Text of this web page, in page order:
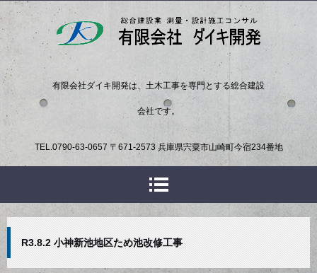
有限会社ダイキ開発は、土木工事を専門とする総合建設
会社です。
TEL. 0790-63-0657 〒671-2573 兵庫県宍粟市山崎町今宿234番地
R3.8.2 小神新池地区ため池改修工事